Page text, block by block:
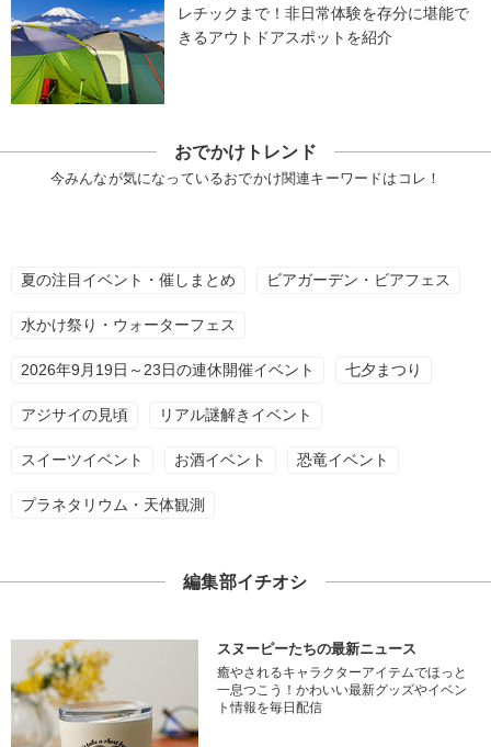
レチックまで！非日常体験を存分に堪能で
きるアウトドアスポットを紹介
おでかけトレンド
今みんなが気になっているおでかけ関連キーワードはコレ！
夏の注目イベント・催しまとめ ビアガーデン・ビアフェス
水かけ祭り・ウォーターフェス
2026年9月19日～23日の連休開催イベント 七夕まつり
アジサイの見頃 リアル謎解きイベント
スイーツイベント お酒イベント 恐竜イベント
プラネタリウム・天体観測
編集部イチオシ
スヌーピーたちの最新ニュース
癒やされるキャラクターアイテムでほっと
一息つこう！かわいい最新グッズやイベン
ト情報を毎日配信